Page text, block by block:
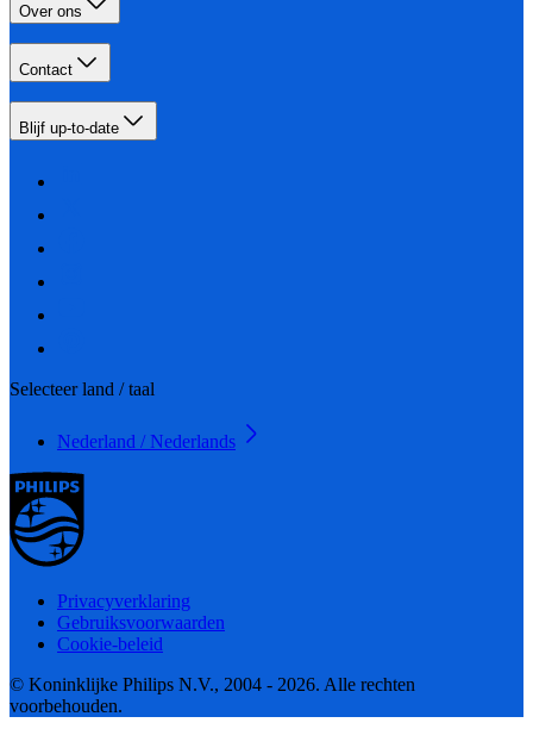
Over ons
Contact
Blijf up-to-date
Selecteer land / taal
Nederland / Nederlands
Privacyverklaring
Gebruiksvoorwaarden
Cookie-beleid
© Koninklijke Philips N.V., 2004 - 2026. Alle rechten
voorbehouden.